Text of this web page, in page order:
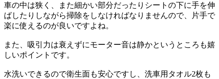
車の中は狭く、また細かい部分だったりシートの下に手を伸
ばしたりしながら掃除をしなければなりませんので、片手で
楽に使えるのが良いですよね。
また、吸引力は衰えずにモーター音は静かというところも嬉
しいポイントです。
水洗いできるので衛生面も安心ですし、洗車用タオル2枚も